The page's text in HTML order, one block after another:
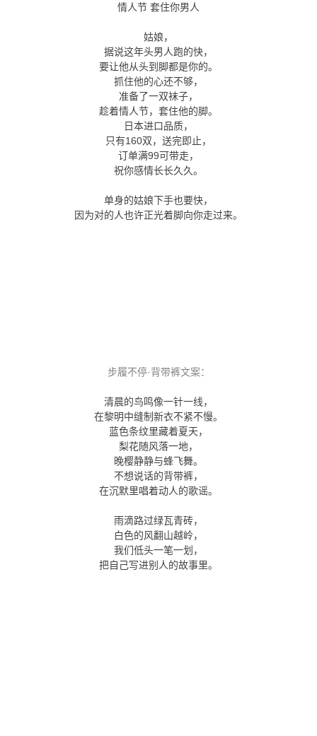
情人节 套住你男人
姑娘，
据说这年头男人跑的快，
要让他从头到脚都是你的。
抓住他的心还不够，
准备了一双袜子，
趁着情人节，套住他的脚。
日本进口品质，
只有160双，送完即止，
订单满99可带走，
祝你感情长长久久。
单身的姑娘下手也要快，
因为对的人也许正光着脚向你走过来。
步履不停·背带裤文案：
清晨的鸟鸣像一针一线，
在黎明中缝制新衣不紧不慢。
蓝色条纹里藏着夏天，
梨花随风落一地，
晚樱静静与蜂飞舞。
不想说话的背带裤，
在沉默里唱着动人的歌谣。
雨滴路过绿瓦青砖，
白色的风翻山越岭，
我们低头一笔一划，
把自己写进别人的故事里。